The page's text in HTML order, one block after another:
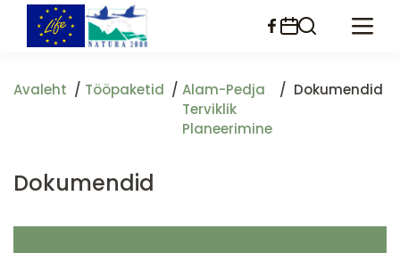
Liigu
edasi
põhisisu
Avaleht Tööpaketid
Alam-Pedja
Terviklik
Planeerimine
Dokumendid
Dokumendid